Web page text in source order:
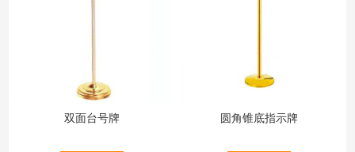
双面台号牌 圆角锥底指示牌